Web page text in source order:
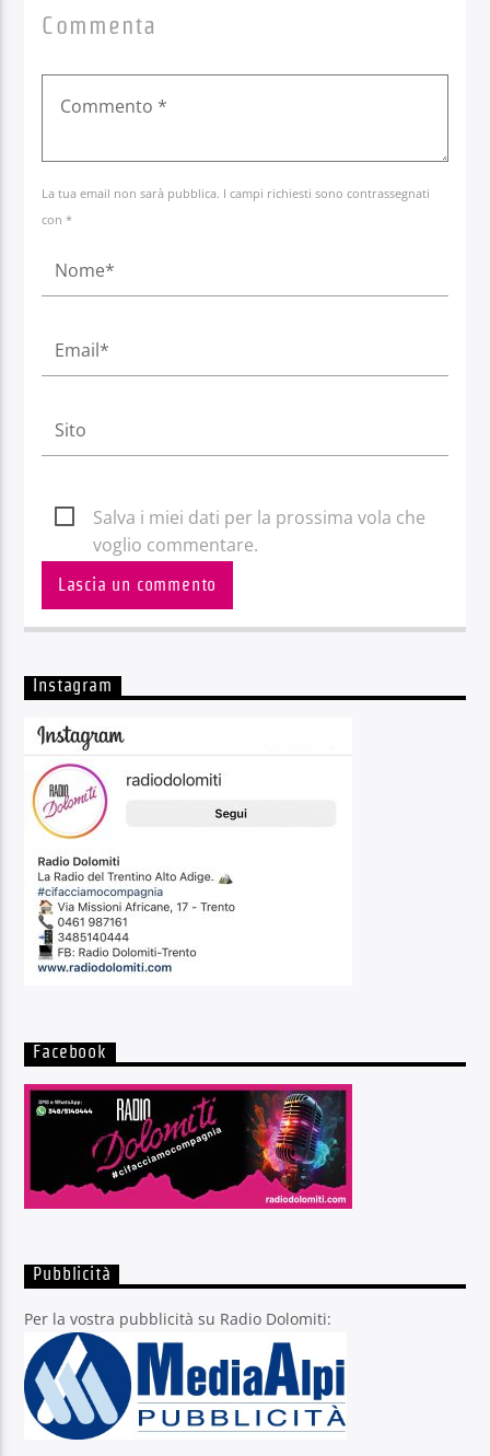
Commenta
La tua email non sarà pubblica. I campi richiesti sono contrassegnati
con *
Salva i miei dati per la prossima vola che
voglio commentare.
Instagram
Facebook
Pubblicità
Per la vostra pubblicità su Radio Dolomiti: